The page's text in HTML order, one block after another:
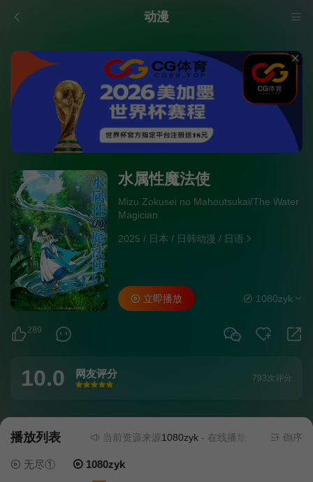
动漫
水属性魔法使
Mizu Zokusei no Mahoutsukai/The Water
Magician
2025 / 日本 / 日韩动漫/ 日语
289
立即播放 1080zyk
10.0 网友评分
很差
较差还行推荐力荐
793次评分
播放列表 当前资源来源1080zyk- 在线播放,无需安装播放器
倒序
无尽① 1080zyk